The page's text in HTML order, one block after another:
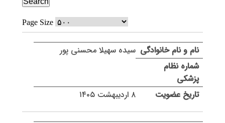
Page Size
سیده سهیلا محسنی پور
۸ اردیبهشت ۱۴۰۵